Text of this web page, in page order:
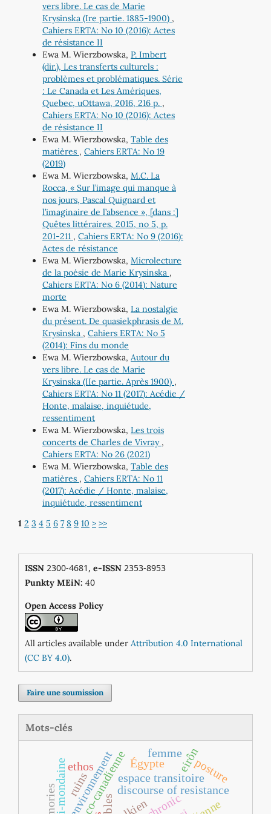
vers libre. Le cas de Marie
Krysinska (Ire partie. 1885-1900) ,
Cahiers ERTA: No 10 (2016): Actes
de résistance II
Ewa M. Wierzbowska, P. Imbert
(dir.), Les transferts culturels :
problèmes et problématiques. Série
: Le Canada et Les Amériques,
Quebec, uOttawa, 2016, 216 p. ,
Cahiers ERTA: No 10 (2016): Actes
de résistance II
Ewa M. Wierzbowska, Table des
matières , Cahiers ERTA: No 19
(2019)
Ewa M. Wierzbowska, M.C. La
Rocca, « Sur l’image qui manque à
nos jours, Pascal Quignard et
l’imaginaire de l’absence », [dans :]
Quêtes littéraires, 2015, no 5, p.
201-211 , Cahiers ERTA: No 9 (2016):
Actes de résistance
Ewa M. Wierzbowska, Microlecture
de la poésie de Marie Krysinska ,
Cahiers ERTA: No 6 (2014): Nature
morte
Ewa M. Wierzbowska, La nostalgie
du présent. De quasiekphrasis de M.
Krysinska , Cahiers ERTA: No 5
(2014): Fins du monde
Ewa M. Wierzbowska, Autour du
vers libre. Le cas de Marie
Krysinska (IIe partie. Après 1900) ,
Cahiers ERTA: No 11 (2017): Acédie /
Honte, malaise, inquiétude,
ressentiment
Ewa M. Wierzbowska, Les trois
concerts de Charles de Vivray ,
Cahiers ERTA: No 26 (2021)
Ewa M. Wierzbowska, Table des
matières , Cahiers ERTA: No 11
(2017): Acédie / Honte, malaise,
inquiétude, ressentiment
1 2 3 4 5 6 7 8 9 10 > >>
ISSN2300-4681, e-ISSN2353-8953
Punkty MEiN: 40
Open Access Policy
All articles available under Attribution 4.0 International
(CC BY 4.0).
Faire une soumission
Mots-clés
chronic
discourse of resistance
espace transitoire
environnement
demi-mondaine Égypte
femme
ruins
ethos eirônposture